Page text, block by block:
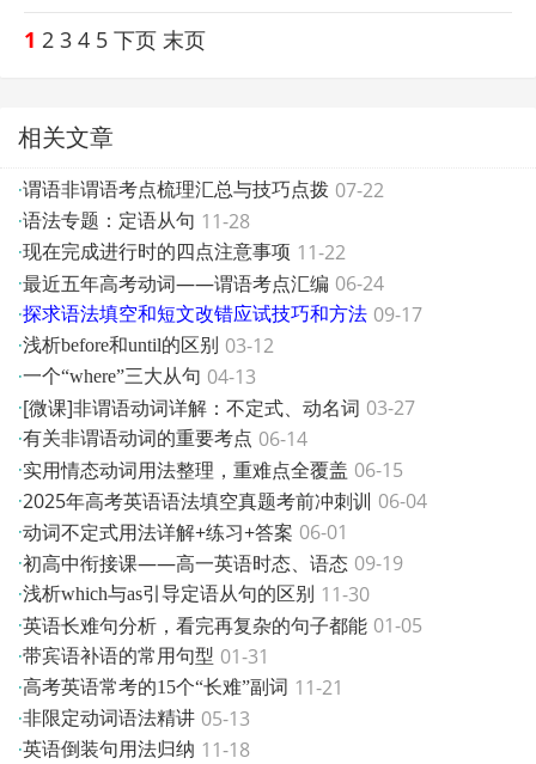
1 2 3 4 5 下页 末页
相关文章
·谓语非谓语考点梳理汇总与技巧点拨 07-22
·语法专题：定语从句 11-28
·现在完成进行时的四点注意事项 11-22
·最近五年高考动词——谓语考点汇编 06-24
·探求语法填空和短文改错应试技巧和方法 09-17
·浅析before和until的区别 03-12
·一个“where”三大从句 04-13
·[微课]非谓语动词详解：不定式、动名词 03-27
·有关非谓语动词的重要考点 06-14
·实用情态动词用法整理，重难点全覆盖 06-15
·2025年高考英语语法填空真题考前冲刺训 06-04
·动词不定式用法详解+练习+答案 06-01
·初高中衔接课——高一英语时态、语态 09-19
·浅析which与as引导定语从句的区别 11-30
·英语长难句分析，看完再复杂的句子都能 01-05
·带宾语补语的常用句型 01-31
·高考英语常考的15个“长难”副词 11-21
·非限定动词语法精讲 05-13
·英语倒装句用法归纳 11-18